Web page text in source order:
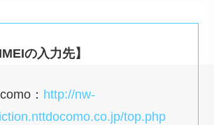
の入力先】
： http://nw-
top.php